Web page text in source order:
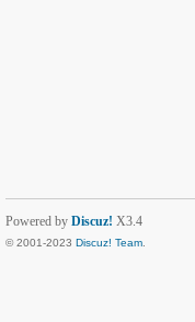
Powered by Discuz! X3.4
© 2001-2023 Discuz! Team